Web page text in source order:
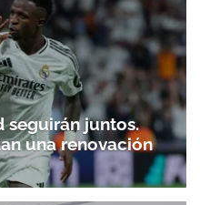
seguirán juntos.
una renovación